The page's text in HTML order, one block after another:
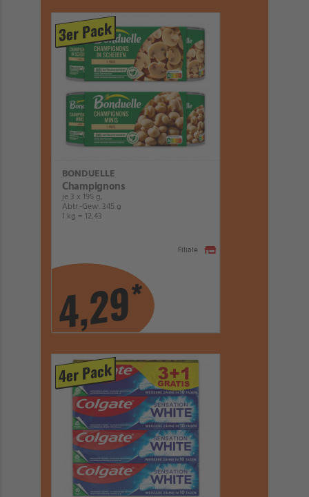
3er Pack
BONDUELLE
Champignons
je 3 x 195 g,
Abtr.-Gew. 345 g
1 kg = 12,43
4,29*
Filiale
4er Pack